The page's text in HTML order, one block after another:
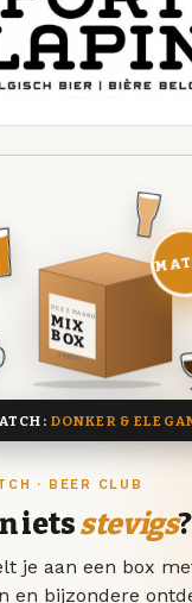
· BEER CLUB
ietsstevigs?
je aan een box
en bijzondere
DEZE MAAND
MIX
BOX
8 BIEREN
DONKER &